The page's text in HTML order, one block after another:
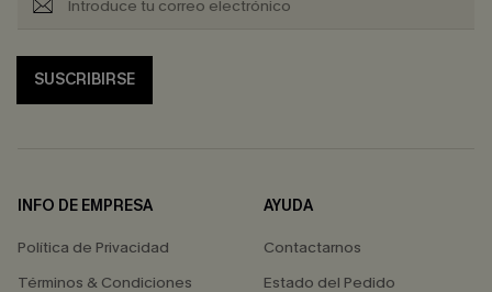
SUSCRIBIRSE
INFO DE EMPRESA
Política de Privacidad
Términos & Condiciones
AYUDA
Contactarnos
Estado del Pedido